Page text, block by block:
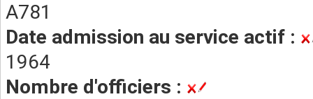
A781
Date admission au service actif :
1964
Nombre d'officiers :